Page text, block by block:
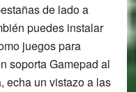
de lado a
puedes instalar
juegos para
soporta Gamepad al
echa un vistazo a las